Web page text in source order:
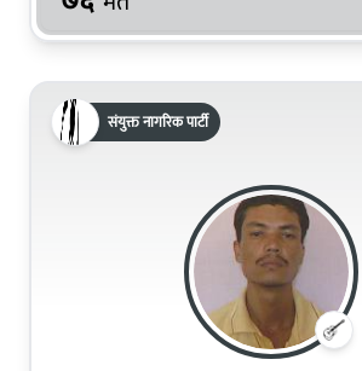
संयुक्त नागरिक पार्टी